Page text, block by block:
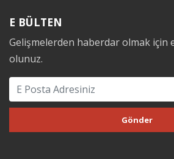
E BÜLTEN
Gelişmelerden haberdar olmak için
olunuz.